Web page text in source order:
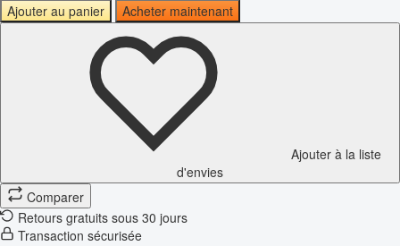
Ajouter au panier
Acheter maintenant
Ajouter à la liste
d'envies
Comparer
Retours gratuits sous 30 jours
Transaction sécurisée